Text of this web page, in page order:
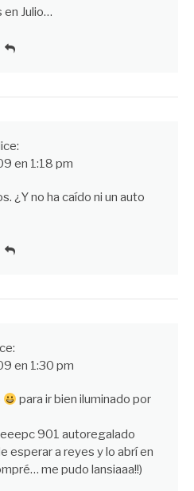
en Julio…
en 1:18 pm
¿Y no ha caído ni un auto
en 1:30 pm
para ir bien iluminado por
901 autoregalado
esperar a reyes y lo abrí en
me pudo lansiaaa!!)